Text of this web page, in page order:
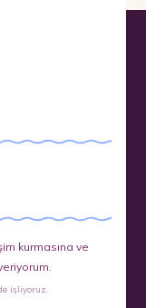
kurmasına ve
işliyoruz.